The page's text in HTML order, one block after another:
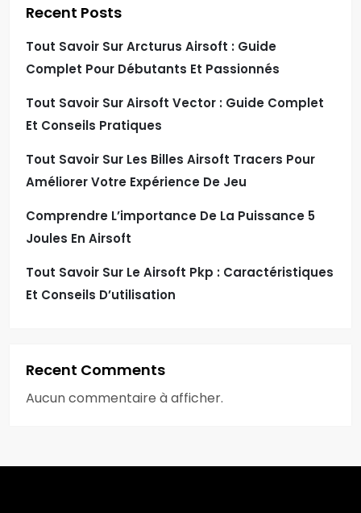
Recent Posts
Tout Savoir Sur Arcturus Airsoft : Guide
Complet Pour Débutants Et Passionnés
Tout Savoir Sur Airsoft Vector : Guide Complet
Et Conseils Pratiques
Tout Savoir Sur Les Billes Airsoft Tracers Pour
Améliorer Votre Expérience De Jeu
Comprendre L’importance De La Puissance 5
Joules En Airsoft
Tout Savoir Sur Le Airsoft Pkp : Caractéristiques
Et Conseils D’utilisation
Recent Comments
Aucun commentaire à afficher.